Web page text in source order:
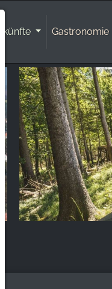
Gastronomie